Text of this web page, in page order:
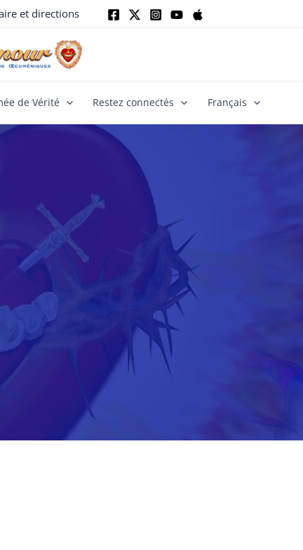
et directions
de Vérité Restez connectés Français